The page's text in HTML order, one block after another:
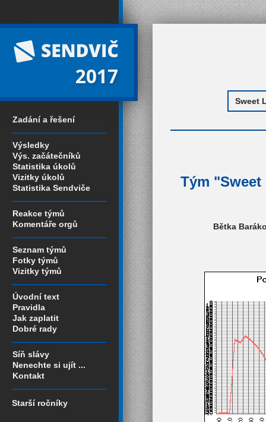
2017
Zadání a řešení
Výsledky
Výs. začátečníků
Statistika úkolů
Vizitky úkolů
Statistika Sendviče
Reakce týmů
Komentáře orgů
Seznam týmů
Fotky týmů
Vizitky týmů
Úvodní text
Pravidla
Jak zaplatit
Dobré rady
Síň slávy
Nenechte si ujít ...
Kontakt
Starší ročníky
Tým "Sweet
Bětka